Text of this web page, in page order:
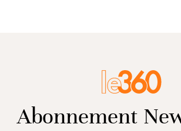
Abonnement